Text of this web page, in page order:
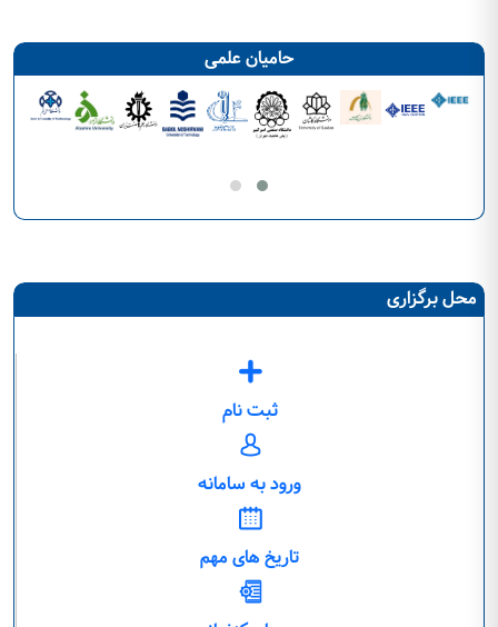
حامیان علمی
محل برگزاری
ثبت نام
ورود به سامانه
تاریخ های مهم